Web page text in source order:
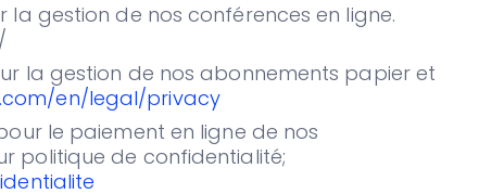
la gestion de nos conférences en ligne.
la gestion de nos abonnements papier et
en/legal/privacy
le paiement en ligne de nos
politique de confidentialité;